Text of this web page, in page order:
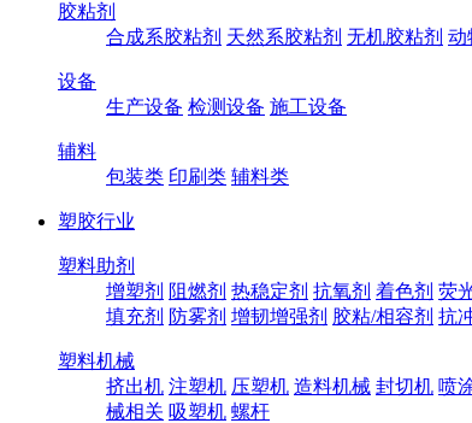
胶粘剂
合成系胶粘剂 天然系胶粘剂 无机胶粘剂 动
设备
生产设备 检测设备 施工设备
辅料
包装类 印刷类 辅料类
塑胶行业
塑料助剂
增塑剂 阻燃剂 热稳定剂 抗氧剂 着色剂 荧
填充剂 防雾剂 增韧增强剂 胶粘/相容剂 抗
塑料机械
挤出机 注塑机 压塑机 造料机械 封切机 喷
械相关 吸塑机 螺杆